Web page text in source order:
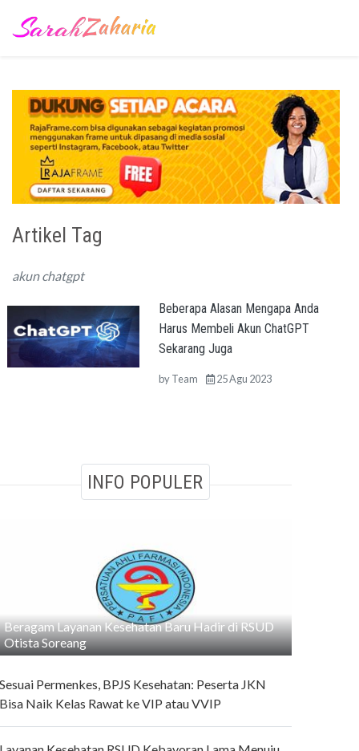
Artikel Tag
akun chatgpt
Beberapa Alasan Mengapa Anda
Harus Membeli Akun ChatGPT
Sekarang Juga
byTeam 25 Agu 2023
INFO POPULER
Beragam Layanan Kesehatan Baru Hadir di RSUD
Otista Soreang
Permenkes, BPJS Kesehatan: Peserta JKN
Naik Kelas Rawat ke VIP atau VVIP